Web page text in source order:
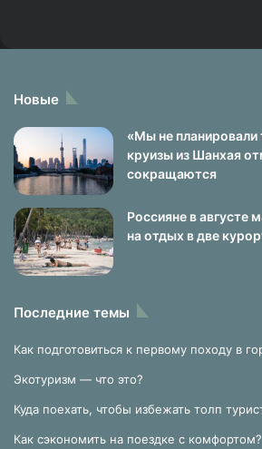
Новые
«Мы не планировали
круизы из Шанхая
сокращаются
Россияне в августе
на отдых в две
Последние темы
Как подготовиться к первому походу в
Экотуризм — что это?
Куда поехать, чтобы избежать толп
Как сэкономить на поездке с комфортом?